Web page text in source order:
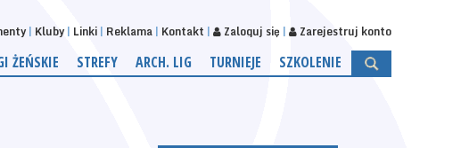
Kluby Linki Reklama Kontakt Zaloguj się Zarejestruj konto
ŻEŃSKIE STREFY ARCH. LIG TURNIEJE SZKOLENIE